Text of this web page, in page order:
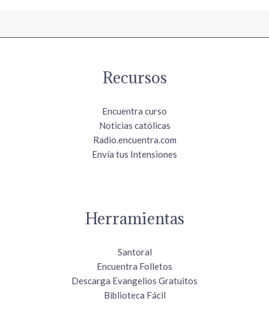
Recursos
Encuentra curso
Noticias católicas
Radio.encuentra.com
Envía tus Intensiones
Herramientas
Santoral
Encuentra Folletos
Descarga Evangelios Gratuitos
Biblioteca Fácil